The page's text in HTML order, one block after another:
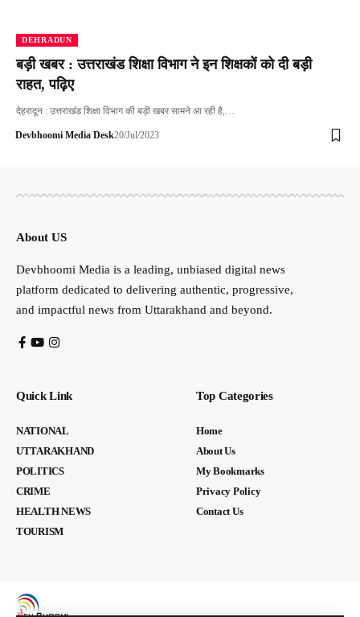
DEHRADUN
बड़ी खबर : उत्तराखंड शिक्षा विभाग ने इन शिक्षकों को दी बड़ी
राहत, पढ़िए
देहरादून : उत्तराखंड शिक्षा विभाग की बड़ी खबर सामने आ रही है,…
Devbhoomi Media Desk20/Jul/2023
About US
Devbhoomi Media is a leading, unbiased digital news
platform dedicated to delivering authentic, progressive,
and impactful news from Uttarakhand and beyond.
Quick Link
NATIONAL
UTTARAKHAND
POLITICS
CRIME
HEALTH NEWS
TOURISM
Top Categories
Home
About Us
My Bookmarks
Privacy Policy
Contact Us